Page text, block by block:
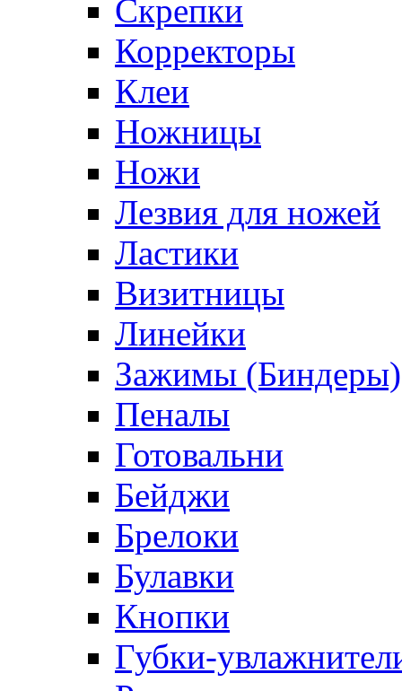
Скрепки
Корректоры
Клеи
Ножницы
Ножи
Лезвия для ножей
Ластики
Визитницы
Линейки
Зажимы (Биндеры)
Пеналы
Готовальни
Бейджи
Брелоки
Булавки
Кнопки
Губки-